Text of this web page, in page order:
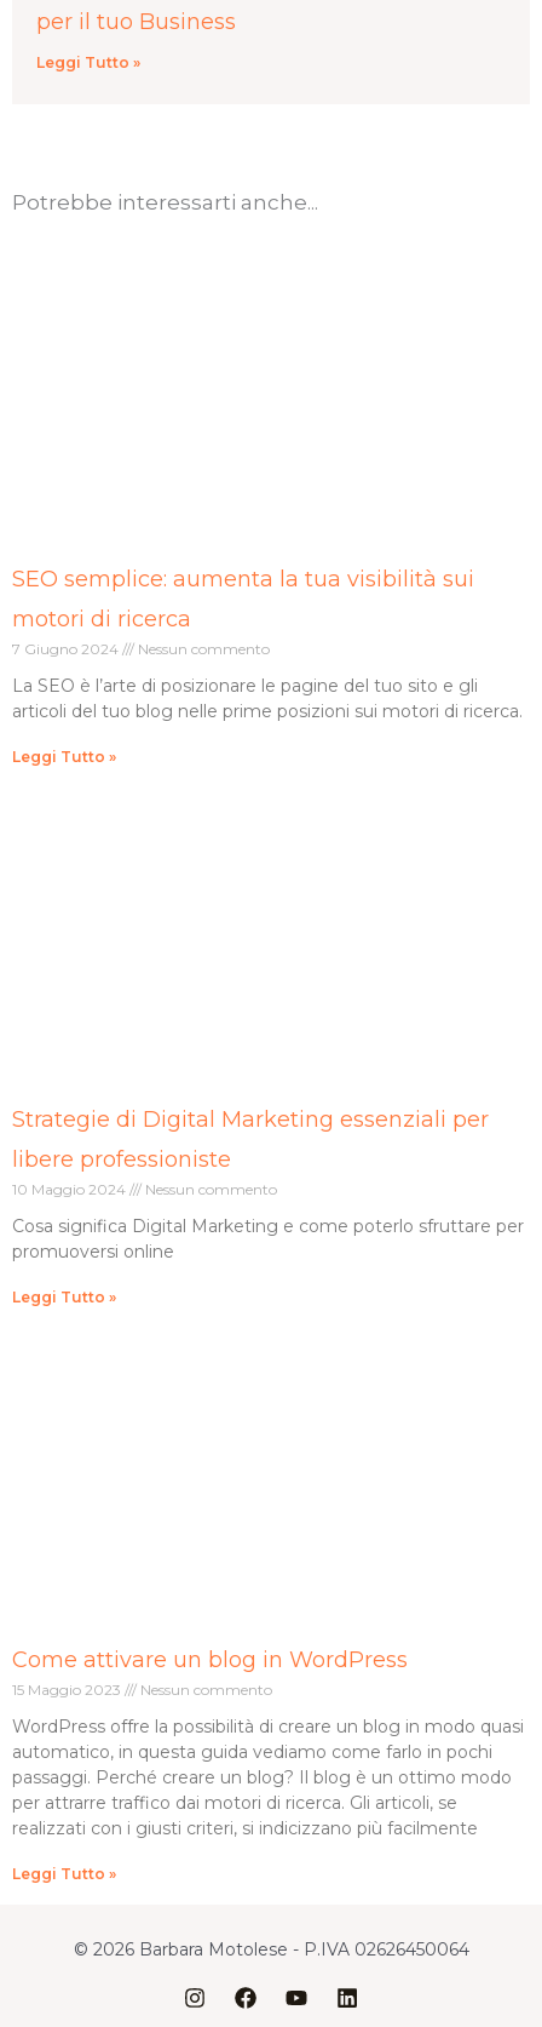
per il tuo Business
Leggi Tutto »
Potrebbe interessarti anche...
SEO semplice: aumenta la tua visibilità sui
motori di ricerca
7 Giugno 2024 Nessun commento
La SEO è l’arte di posizionare le pagine del tuo sito e gli
articoli del tuo blog nelle prime posizioni sui motori di ricerca.
Leggi Tutto »
Strategie di Digital Marketing essenziali per
libere professioniste
10 Maggio 2024 Nessun commento
Cosa significa Digital Marketing e come poterlo sfruttare per
promuoversi online
Leggi Tutto »
Come attivare un blog in WordPress
15 Maggio 2023 Nessun commento
WordPress offre la possibilità di creare un blog in modo quasi
automatico, in questa guida vediamo come farlo in pochi
passaggi. Perché creare un blog? Il blog è un ottimo modo
per attrarre traffico dai motori di ricerca. Gli articoli, se
realizzati con i giusti criteri, si indicizzano più facilmente
Leggi Tutto »
© 2026 Barbara Motolese - P.IVA 02626450064